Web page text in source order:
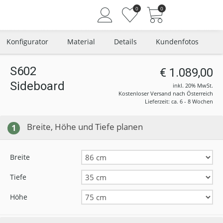
Angemeldet bleiben
0 0
Konfigurator Material Details Kundenfotos
S602
Sideboard
€ 1.089,00
inkl. 20% MwSt.
Kostenloser Versand nach Österreich
Lieferzeit: ca. 6 - 8 Wochen
1 Breite, Höhe und Tiefe planen
Breite
Tiefe
Höhe